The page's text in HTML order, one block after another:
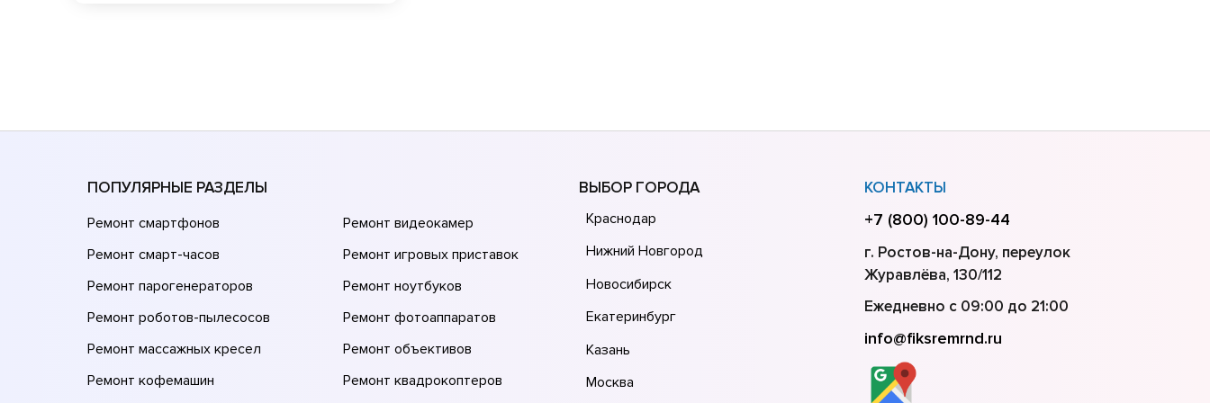
ПОПУЛЯРНЫЕ РАЗДЕЛЫ
Ремонт смартфонов
Ремонт смарт-часов
Ремонт парогенераторов
Ремонт роботов-пылесосов
Ремонт массажных кресел
Ремонт кофемашин
Ремонт видеокамер
Ремонт игровых приставок
Ремонт ноутбуков
Ремонт фотоаппаратов
Ремонт объективов
Ремонт квадрокоптеров
ВЫБОР ГОРОДА
Краснодар
Нижний Новгород
Новосибирск
Екатеринбург
Казань
Москва
КОНТАКТЫ
+7 (800) 100-89-44
г. Ростов-на-Дону, переулок
Журавлёва, 130/112
Ежедневно с 09:00 до 21:00
info@fiksremrnd.ru